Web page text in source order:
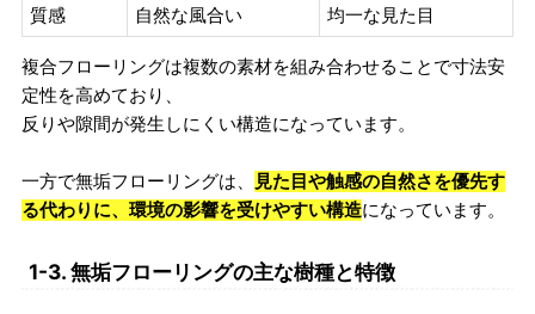
質感 自然な風合い 均一な見た目
複合フローリングは複数の素材を組み合わせることで寸法安
定性を高めており、
反りや隙間が発生しにくい構造になっています。
一方で無垢フローリングは、
見た目や触感の自然さを優先す
る代わりに、環境の影響を受けやすい構造になっています。
1-3. 無垢フローリングの主な樹種と特徴